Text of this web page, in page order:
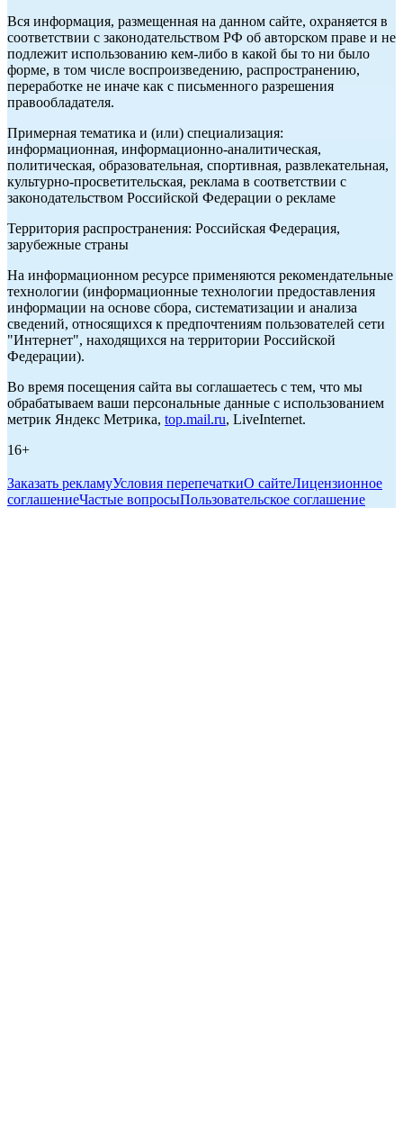
Вся информация, размещенная на данном сайте, охраняется в
соответствии с законодательством РФ об авторском праве и не
подлежит использованию кем-либо в какой бы то ни было
форме, в том числе воспроизведению, распространению,
переработке не иначе как с письменного разрешения
правообладателя.
Примерная тематика и (или) специализация:
информационная, информационно-аналитическая,
политическая, образовательная, спортивная, развлекательная,
культурно-просветительская, реклама в соответствии с
законодательством Российской Федерации о рекламе
Территория распространения: Российская Федерация,
зарубежные страны
На информационном ресурсе применяются рекомендательные
технологии (информационные технологии предоставления
информации на основе сбора, систематизации и анализа
сведений, относящихся к предпочтениям пользователей сети
"Интернет", находящихся на территории Российской
Федерации).
Во время посещения сайта вы соглашаетесь с тем, что мы
обрабатываем ваши персональные данные с использованием
метрик Яндекс Метрика, top.mail.ru, LiveInternet.
16+
Заказать рекламуУсловия перепечаткиО сайтеЛицензионное
соглашениеЧастые вопросыПользовательское соглашение